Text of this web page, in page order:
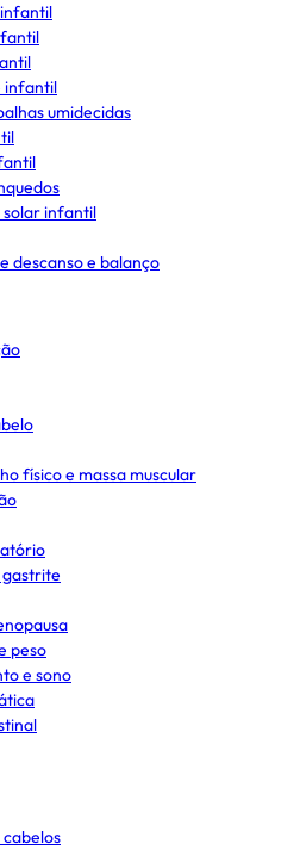
infantil
umidecidas
infantil
descanso e balanço
físico e massa muscular
gastrite
peso
e sono